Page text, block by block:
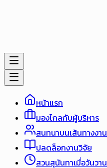
หน้าแรก
มองไกลกับผู้บริหาร
สนทนาบนเส้นทางงาน
ปลดล็อกงานวิจัย
สวนสุนันทาเมื่อวันวาน